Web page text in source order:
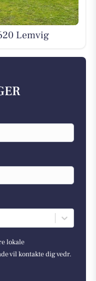
Lemvig
lokale
vil kontakte dig vedr.